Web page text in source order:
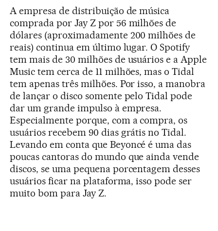
A empresa de distribuição de música
comprada por Jay Z por 56 milhões de
dólares (aproximadamente 200 milhões de
reais) continua em último lugar. O Spotify
tem mais de 30 milhões de usuários e a Apple
Music tem cerca de 11 milhões, mas o Tidal
tem apenas três milhões. Por isso, a manobra
de lançar o disco somente pelo Tidal pode
dar um grande impulso à empresa.
Especialmente porque, com a compra, os
usuários recebem 90 dias grátis no Tidal.
Levando em conta que Beyoncé é uma das
poucas cantoras do mundo que ainda vende
discos, se uma pequena porcentagem desses
usuários ficar na plataforma, isso pode ser
muito bom para Jay Z.